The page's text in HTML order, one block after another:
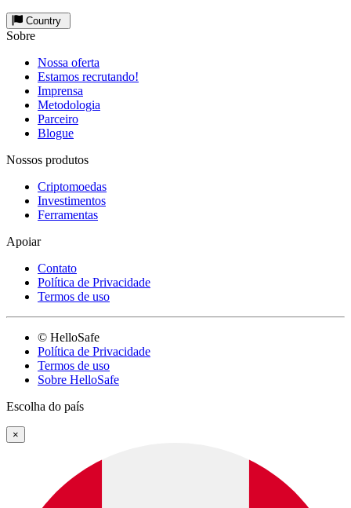
Country
Sobre
Nossa oferta
Estamos recrutando!
Imprensa
Metodologia
Parceiro
Blogue
Nossos produtos
Criptomoedas
Investimentos
Ferramentas
Apoiar
Contato
Política de Privacidade
Termos de uso
© HelloSafe
Política de Privacidade
Termos de uso
Sobre HelloSafe
Escolha do país
×